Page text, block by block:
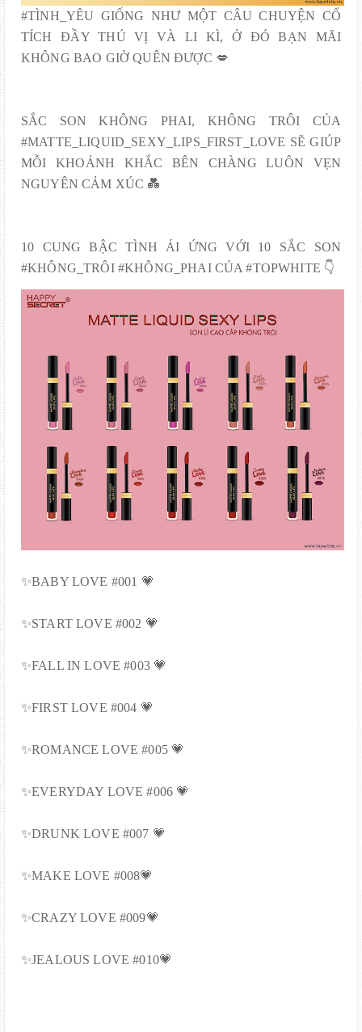
#TÌNH_YÊU GIỐNG NHƯ MỘT CÂU CHUYỆN CỔ
TÍCH ĐẦY THÚ VỊ VÀ LI KÌ, Ở ĐÓ BẠN MÃI
KHÔNG BAO GIỜ QUÊN ĐƯỢC 💋
SẮC SON KHÔNG PHAI, KHÔNG TRÔI CỦA
#MATTE_LIQUID_SEXY_LIPS_FIRST_LOVE SẼ GIÚP
MỖI KHOẢNH KHẮC BÊN CHÀNG LUÔN VẸN
NGUYÊN CẢM XÚC 💑
10 CUNG BẬC TÌNH ÁI ỨNG VỚI 10 SẮC SON
#KHÔNG_TRÔI #KHÔNG_PHAI CỦA #TOPWHITE 👇
✨BABY LOVE #001 💗
✨START LOVE #002 💗
✨FALL IN LOVE #003 💗
✨FIRST LOVE #004 💗
✨ROMANCE LOVE #005 💗
✨EVERYDAY LOVE #006 💗
✨DRUNK LOVE #007 💗
✨MAKE LOVE #008💗
✨CRAZY LOVE #009💗
✨JEALOUS LOVE #010💗